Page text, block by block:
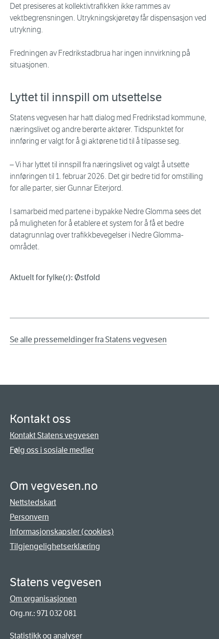
Det presiseres at kollektivtrafikken ikke rammes av
vektbegrensningen. Utrykningskjøretøy får dispensasjon ved
utrykning.
Fredningen av Fredrikstadbrua har ingen innvirkning på
situasjonen.
Lyttet til innspill om utsettelse
Statens vegvesen har hatt dialog med Fredrikstad kommune,
næringslivet og andre berørte aktører. Tidspunktet for
innføring er valgt for å gi aktørene tid til å tilpasse seg.
– Vi har lyttet til innspill fra næringslivet og valgt å utsette
innføringen til 1. februar 2026. Det gir bedre tid for omstilling
for alle parter, sier Gunnar Eiterjord.
I samarbeid med partene i bypakke Nedre Glomma sees det
på muligheten for å etablere et system for å få et bedre
datagrunnlag over trafikkbevegelser i Nedre Glomma-
området.
Aktuelt for fylke(r): Østfold
Se alle pressemeldinger fra Statens vegvesen
Kontakt oss
Kontakt Statens vegvesen
Følg oss i sosiale medier
Om vegvesen.no
Nettstedskart
Personvern
Informasjonskapsler (cookies)
Tilgjengelighetserklæring
Statens vegvesen
Om organisasjonen
Org.nr.: 971 032 081
Statistikk og analyser